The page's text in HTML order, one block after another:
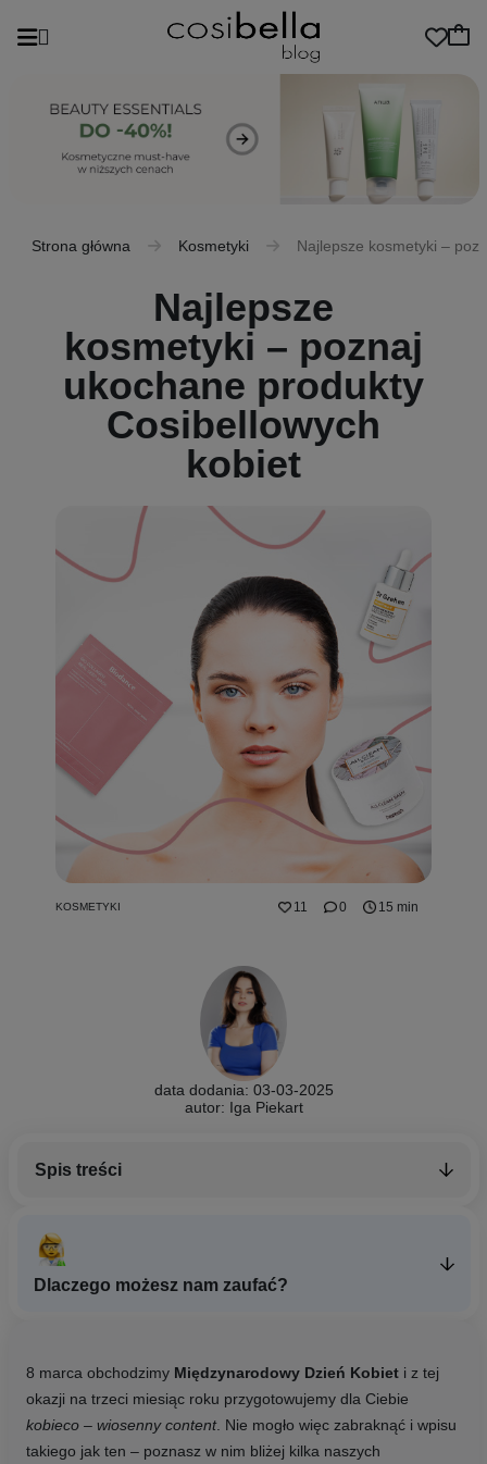
Strona główna Kosmetyki Najlepsze kosmetyki –
Najlepsze
kosmetyki – poznaj
ukochane produkty
Cosibellowych
kobiet
KOSMETYKI 11 0 15 min
data dodania: 03-03-2025
autor: Iga Piekart
Spis treści
8 marca obchodzimy Międzynarodowy Dzień Kobieti z tej
okazji na trzeci miesiąc roku przygotowujemy dla Ciebie
kobieco – wiosenny content. Nie mogło więc zabraknąć i wpisu
takiego jak ten – poznasz w nim bliżej kilka naszych
Dlaczego możesz nam zaufać?